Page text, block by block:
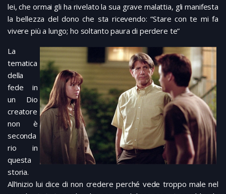
lei, che ormai gli ha rivelato la sua grave malattia, gli manifesta
la bellezza del dono che sta ricevendo: “Stare con te mi fa
vivere più a lungo; ho soltanto paura di perdere te”
La
tematica
della
fede in
un Dio
creatore
non è
seconda
rio in
questa
storia.
All’inizio lui dice di non credere perché vede troppo male nel